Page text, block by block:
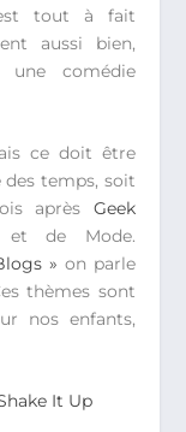
est tout à fait
aussi bien,
une comédie
ce doit être
temps, soit
après Geek
de Mode.
» on parle
thèmes sont
nos enfants,